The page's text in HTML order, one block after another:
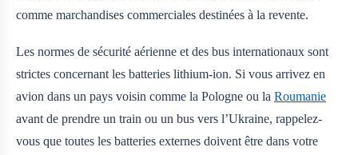
comme marchandises commerciales destinées à la revente.
Les normes de sécurité aérienne et des bus internationaux sont
strictes concernant les batteries lithium-ion. Si vous arrivez en
avion dans un pays voisin comme la Pologne ou la Roumanie
avant de prendre un train ou un bus vers l’Ukraine, rappelez-
vous que toutes les batteries externes doivent être dans votre